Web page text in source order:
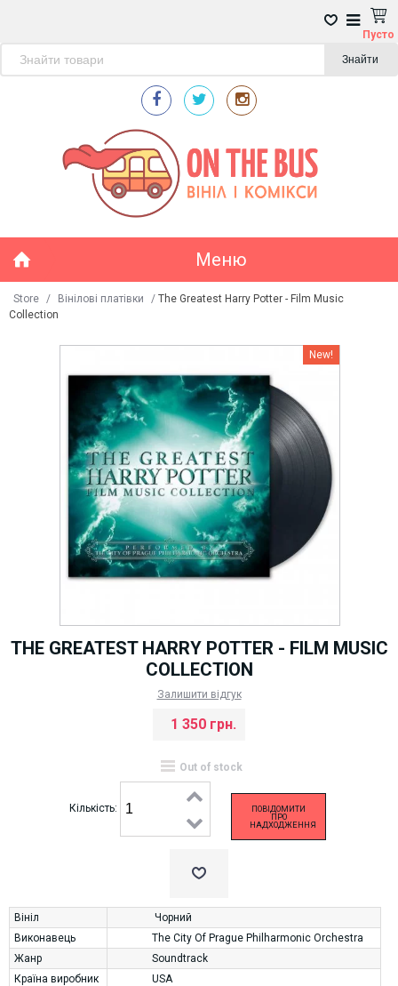
Пусто
Знайти
Меню
Store / Вінілові платівки / The Greatest Harry Potter - Film Music
Collection
New!
THE GREATEST HARRY POTTER - FILM MUSIC
COLLECTION
Залишити відгук
1 350 грн.
Out of stock
Кількість:
ПОВІДОМИТИ
ПРО
НАДХОДЖЕННЯ
Вініл
Чорний
Виконавець
The City Of Prague Philharmonic Orchestra
Жанр
Soundtrack
Країна виробник
USA